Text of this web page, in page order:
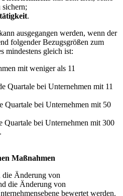
.
ausgegangen werden, wenn der
folgender Bezugsgrößen zum
mindestens gleich ist:
mit weniger als 11
Quartale bei Unternehmen mit 11
Quartale bei Unternehmen mit 50
Quartale bei Unternehmen mit 300
.
Maßnahmen
die Änderung von
die Änderung von
bewertet werden.